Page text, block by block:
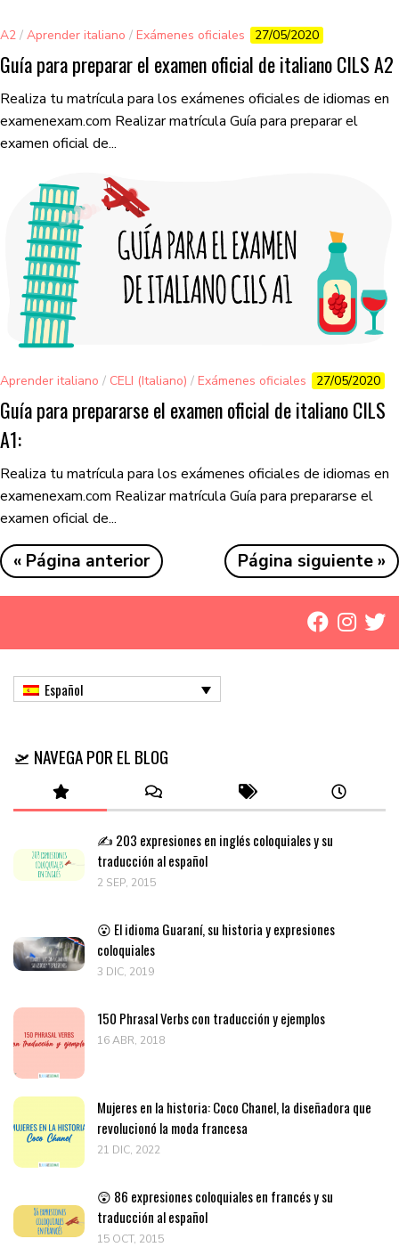
A2 / Aprender italiano / Exámenes oficiales 27/05/2020
Guía para preparar el examen oficial de italiano CILS A2
Realiza tu matrícula para los exámenes oficiales de idiomas en
examenexam.com Realizar matrícula Guía para preparar el
examen oficial de...
Aprender italiano / CELI (Italiano) / Exámenes oficiales 27/05/2020
Guía para prepararse el examen oficial de italiano CILS
A1:
Realiza tu matrícula para los exámenes oficiales de idiomas en
examenexam.com Realizar matrícula Guía para prepararse el
examen oficial de...
« Página anterior Página siguiente »
Español
🛫 NAVEGA POR EL BLOG
✍️ 203 expresiones en inglés coloquiales y su
traducción al español
2 SEP, 2015
😮 El idioma Guaraní, su historia y expresiones
coloquiales
3 DIC, 2019
150 Phrasal Verbs con traducción y ejemplos
16 ABR, 2018
Mujeres en la historia: Coco Chanel, la diseñadora que
revolucionó la moda francesa
21 DIC, 2022
😲 86 expresiones coloquiales en francés y su
traducción al español
15 OCT, 2015